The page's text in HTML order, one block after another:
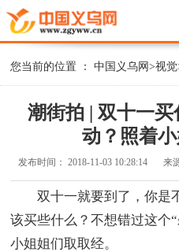
您当前的位置 ：中国义乌网>视觉
潮街拍 | 双十一
动？照着
发布时间：2018-11-03 10:28:14 来
双十一就要到了，你是
该买些什么？不想错过这个
小姐姐们取取经。